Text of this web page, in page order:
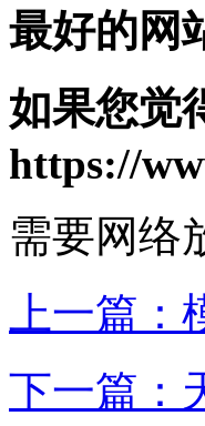
最好的网
如果您觉
https://
需要网络
上一篇：
下一篇：